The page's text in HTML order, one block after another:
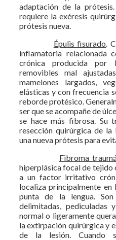
adaptación de la
requiere la exéresis
prótesis nueva.
Épulis fisurado .
inflamatoria relacionada
crónica producida por
removibles mal
mamelones largados,
elásticas y con frecuencia
reborde protésico.
ser que se acompañe de
se hace más fibrosa. Su
resección quirúrgica de
una nueva prótesis para
Fibroma
hiperplásica focal de
a un factor irritativo
localiza principalmente en
punta de la lengua.
delimitadas, pediculadas
normal o ligeramente
la extirpación quirúrgica y
de la lesión. Cuando